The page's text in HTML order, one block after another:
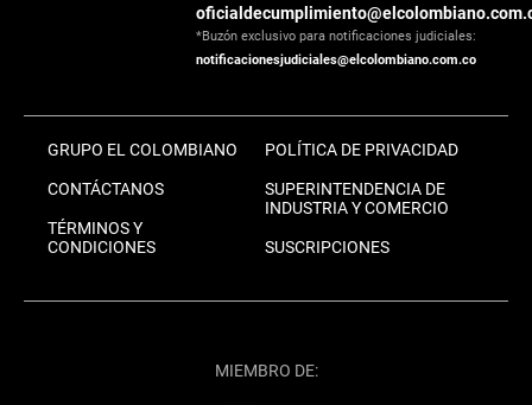
*Buzón exclusivo para notificaciones judiciales:
notificacionesjudiciales@elcolombiano.com.co
GRUPO EL COLOMBIANO
CONTÁCTANOS
TÉRMINOS Y
CONDICIONES
POLÍTICA DE PRIVACIDAD
SUPERINTENDENCIA DE
INDUSTRIA Y COMERCIO
SUSCRIPCIONES
MIEMBRO DE: